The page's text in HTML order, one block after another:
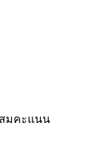
สมคะแนน